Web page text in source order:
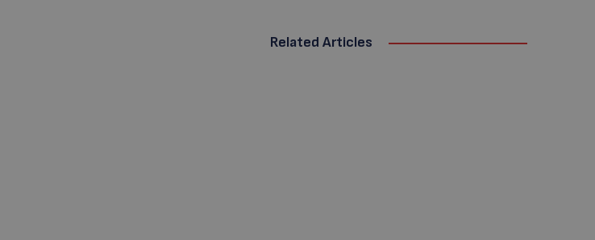
Related Articles